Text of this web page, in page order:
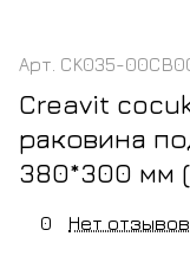
Арт. CK035-
Creavit
раковина
380*300 мм
0 Нет отзывов